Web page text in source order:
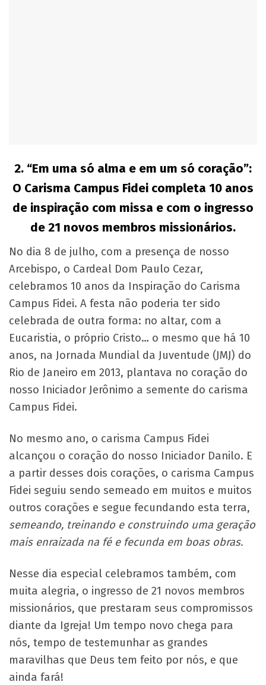
2. “Em uma só alma e em um só coração”:
O Carisma Campus Fidei completa 10 anos
de inspiração com missa e com o ingresso
de 21 novos membros missionários.
No dia 8 de julho, com a presença de nosso
Arcebispo, o Cardeal Dom Paulo Cezar,
celebramos 10 anos da Inspiração do Carisma
Campus Fidei. A festa não poderia ter sido
celebrada de outra forma: no altar, com a
Eucaristia, o próprio Cristo… o mesmo que há 10
anos, na Jornada Mundial da Juventude (JMJ) do
Rio de Janeiro em 2013, plantava no coração do
nosso Iniciador Jerônimo a semente do carisma
Campus Fidei.
No mesmo ano, o carisma Campus Fidei
alcançou o coração do nosso Iniciador Danilo. E
a partir desses dois corações, o carisma Campus
Fidei seguiu sendo semeado em muitos e muitos
outros corações e segue fecundando esta terra,
semeando, treinando e construindo uma geração
mais enraizada na fé e fecunda em boas obras.
Nesse dia especial celebramos também, com
muita alegria, o ingresso de 21 novos membros
missionários, que prestaram seus compromissos
diante da Igreja! Um tempo novo chega para
nós, tempo de testemunhar as grandes
maravilhas que Deus tem feito por nós, e que
ainda fará!